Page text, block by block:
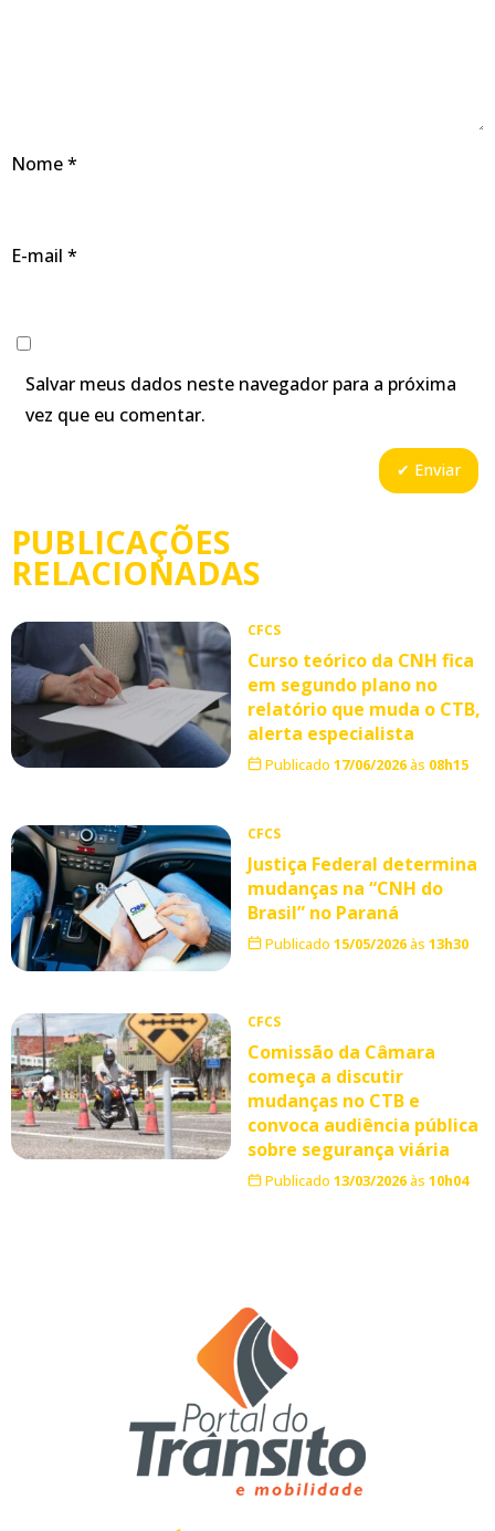
Nome*
E-mail *
Salvar meus dados neste navegador para a próxima
vez que eu comentar.
PUBLICAÇÕES
RELACIONADAS
CFCS
Curso teórico da CNH fica
em segundo plano no
relatório que muda o CTB,
alerta especialista
Publicado 17/06/2026às 08h15
CFCS
Justiça Federal determina
mudanças na “CNH do
Brasil” no Paraná
Publicado 15/05/2026às 13h30
CFCS
Comissão da Câmara
começa a discutir
mudanças no CTB e
convoca audiência pública
sobre segurança viária
Publicado 13/03/2026às 10h04